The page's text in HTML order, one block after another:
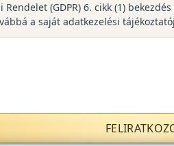
(GDPR) 6. cikk (1)
a saját adatkezelési